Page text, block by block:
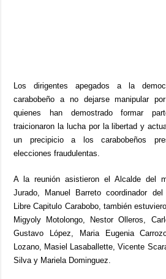
Los dirigentes apegados a la
carabobeño a no dejarse manipular
quienes han demostrado formar
traicionaron la lucha por la libertad y
un precipicio a los carabobeños
elecciones fraudulentas.
A la reunión asistieron el Alcalde del
Jurado, Manuel Barreto coordinador
Libre Capitulo Carabobo, también
Migyoly Motolongo, Nestor Olleros,
Gustavo López, Maria Eugenia
Lozano, Masiel Lasaballette, Vicente
Silva y Mariela Dominguez.